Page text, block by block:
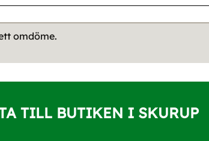
omdöme.
TILL BUTIKEN I SKURUP